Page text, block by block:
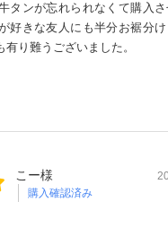
タンが忘れられなくて購入
好きな友人にも半分お裾分
り難うございました。
こー様
購入確認済み